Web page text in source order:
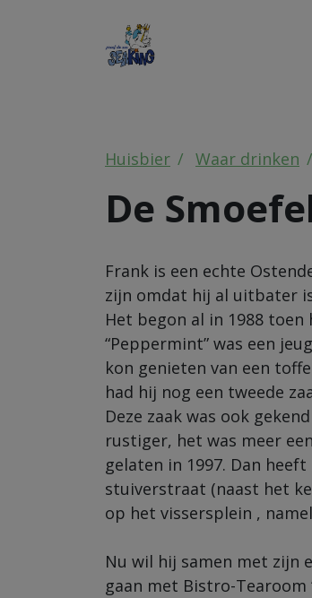
Huisbier Waar drinken
De
Frank is een echte
zijn omdat hij al uitbater
Het begon al in 1988
“Peppermint” was een
kon genieten van een
had hij nog een tweede
Deze zaak was ook
rustiger, het was meer
gelaten in 1997. Dan
stuiverstraat (naast het
op het vissersplein ,
Nu wil hij samen met zijn
gaan met Bistro-Tearoom